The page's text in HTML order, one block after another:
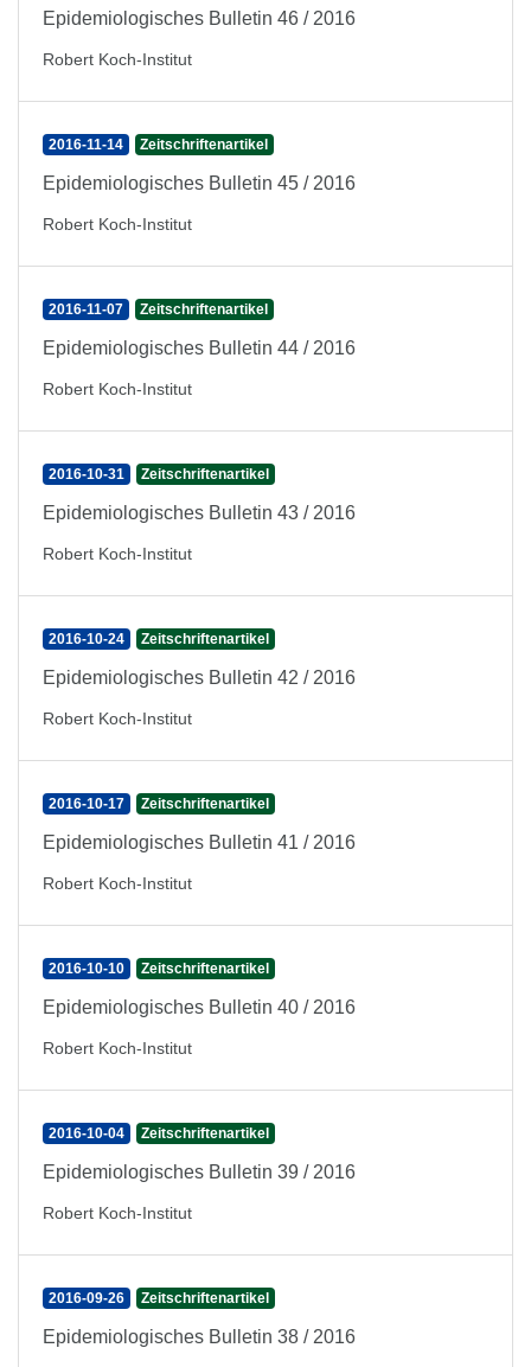
Epidemiologisches Bulletin 46 / 2016
Robert Koch-Institut
2016-11-14 Zeitschriftenartikel
Epidemiologisches Bulletin 45 / 2016
Robert Koch-Institut
2016-11-07 Zeitschriftenartikel
Epidemiologisches Bulletin 44 / 2016
Robert Koch-Institut
2016-10-31 Zeitschriftenartikel
Epidemiologisches Bulletin 43 / 2016
Robert Koch-Institut
2016-10-24 Zeitschriftenartikel
Epidemiologisches Bulletin 42 / 2016
Robert Koch-Institut
2016-10-17 Zeitschriftenartikel
Epidemiologisches Bulletin 41 / 2016
Robert Koch-Institut
2016-10-10 Zeitschriftenartikel
Epidemiologisches Bulletin 40 / 2016
Robert Koch-Institut
2016-10-04 Zeitschriftenartikel
Epidemiologisches Bulletin 39 / 2016
Robert Koch-Institut
2016-09-26 Zeitschriftenartikel
Epidemiologisches Bulletin 38 / 2016